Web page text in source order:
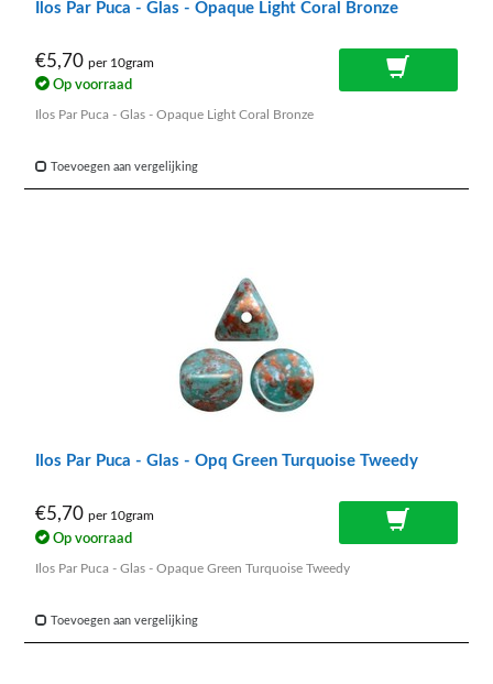
Ilos Par Puca - Glas - Opaque Light Coral Bronze
€5,70 per 10gram
Op voorraad
Ilos Par Puca - Glas - Opaque Light Coral Bronze
Toevoegen aan vergelijking
Ilos Par Puca - Glas - Opq Green Turquoise Tweedy
€5,70 per 10gram
Op voorraad
Ilos Par Puca - Glas - Opaque Green Turquoise Tweedy
Toevoegen aan vergelijking